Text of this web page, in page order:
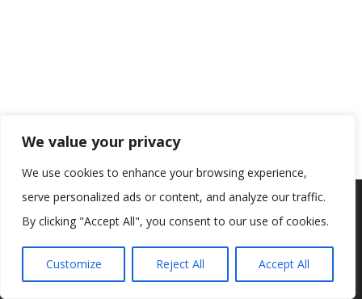
We value your privacy
We use cookies to enhance your browsing experience,
serve personalized ads or content, and analyze our traffic.
By clicking "Accept All", you consent to our use of cookies.
Customize Reject All Accept All
Koristimo kolačiće kako bismo vam pružili najbolje iskustvo na
našoj web stranici.
Informacije o kolačićima koje koristimo ili opcije za
Prihvaćam